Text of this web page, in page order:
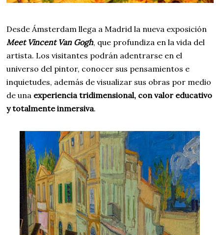
Desde Ámsterdam llega a Madrid la nueva exposición
Meet Vincent Van Gogh, que profundiza en la vida del
artista. Los visitantes podrán adentrarse en el
universo del pintor, conocer sus pensamientos e
inquietudes, además de visualizar sus obras por medio
de una experiencia tridimensional, con valor educativo
y totalmente inmersiva.